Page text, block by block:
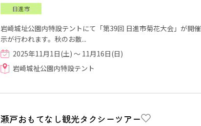
日進市
岩崎城址公園内特設テントにて「第39回 日進市菊花大会」が開
示が行われます。秋のお散...
2025年11月1日(土) ～ 11月16日(日)
岩崎城祉公園内特設テント
瀬戸おもてなし観光タクシーツアー